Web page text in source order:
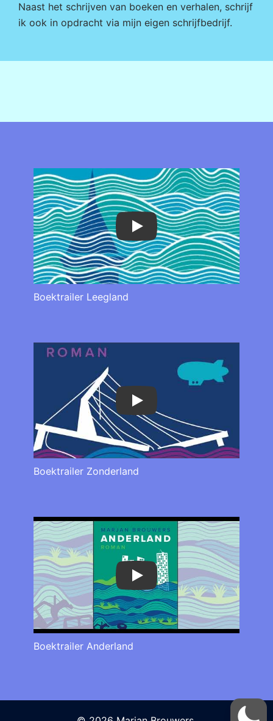
Naast het schrijven van boeken en verhalen, schrijf
ik ook in opdracht via mijn eigen schrijfbedrijf.
Play
Boektrailer Leegland
Play
Boektrailer Zonderland
Play
Boektrailer Anderland